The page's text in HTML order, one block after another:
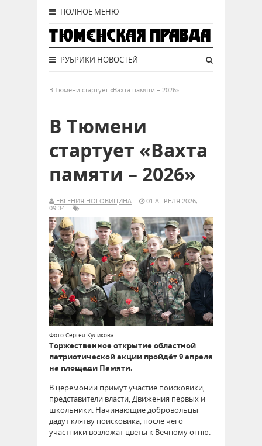
ПОЛНОЕ МЕНЮ
РУБРИКИ НОВОСТЕЙ
В Тюмени стартует «Вахта памяти – 2026»
В Тюмени
стартует «Вахта
памяти – 2026»
ЕВГЕНИЯ НОГОВИЦИНА
01 АПРЕЛЯ 2026,
09:34
Фото Сергея Куликова
Торжественное открытие областной
патриотической акции пройдёт 9 апреля
на площади Памяти.
В церемонии примут участие поисковики,
представители власти, Движения первых и
школьники. Начинающие добровольцы
дадут клятву поисковика, после чего
участники возложат цветы к Вечному огню.